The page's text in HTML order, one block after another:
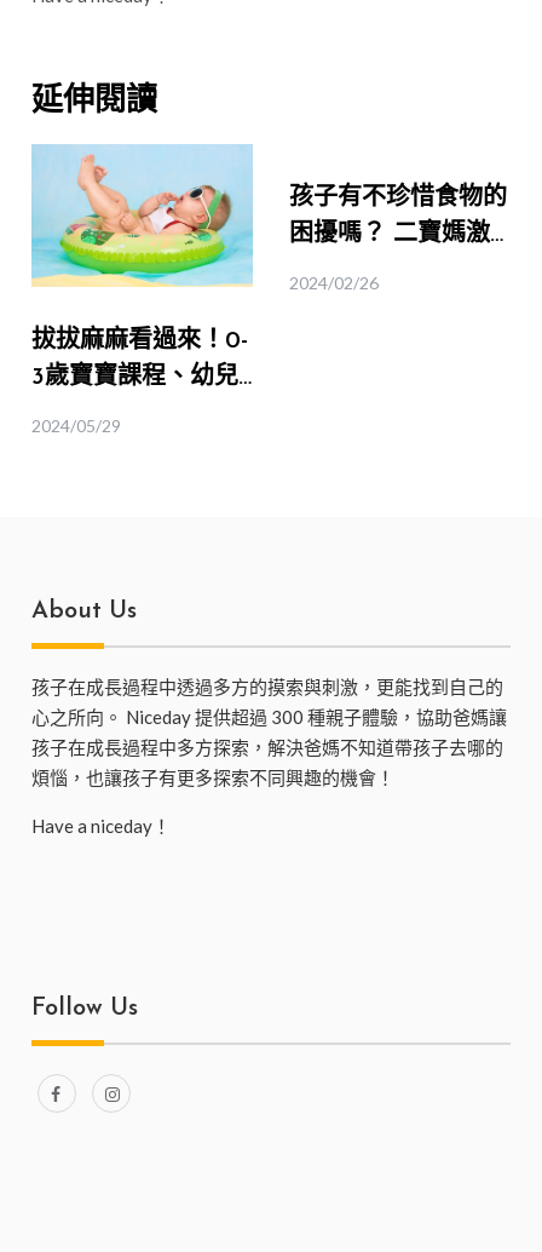
延伸閱讀
拔拔麻麻看過來！0-
3歲寶寶課程、幼兒
2024/05/29
孩子有不珍惜食物的
困擾嗎？ 二寶媽激
2024/02/26
About Us
孩子在成長過程中透過多方的摸索與刺激，更能找到自己的
心之所向。 Niceday 提供超過 300 種親子體驗，協助爸媽讓
孩子在成長過程中多方探索，解決爸媽不知道帶孩子去哪的
煩惱，也讓孩子有更多探索不同興趣的機會！
Have a niceday！
Follow Us